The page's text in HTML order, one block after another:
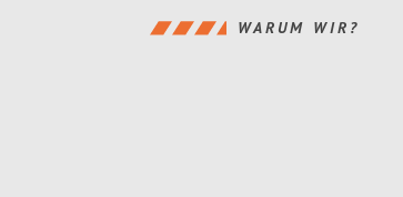
WARUM WIR?